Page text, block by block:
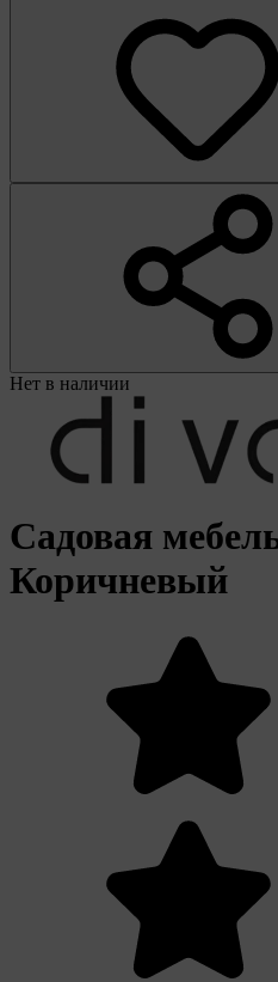
Нет в наличии
Садовая
Коричневый